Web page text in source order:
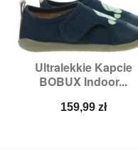
Ultralekkie Kapcie
BOBUX Indoor...
Cena
159,99 zł